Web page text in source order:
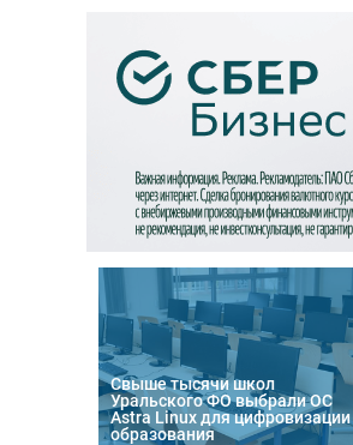
Свыше тысячи школ
Уральского ФО выбрали ОС
Astra Linux для цифровизации
образования